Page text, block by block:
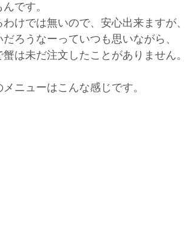
です。
けでは無いので、安心出来ますが、
ろうなーっていつも思いながら、
は未だ注文したことがありません。
ニューはこんな感じです。